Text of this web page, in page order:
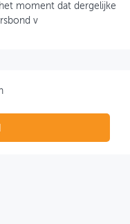
moment dat dergelijke
v